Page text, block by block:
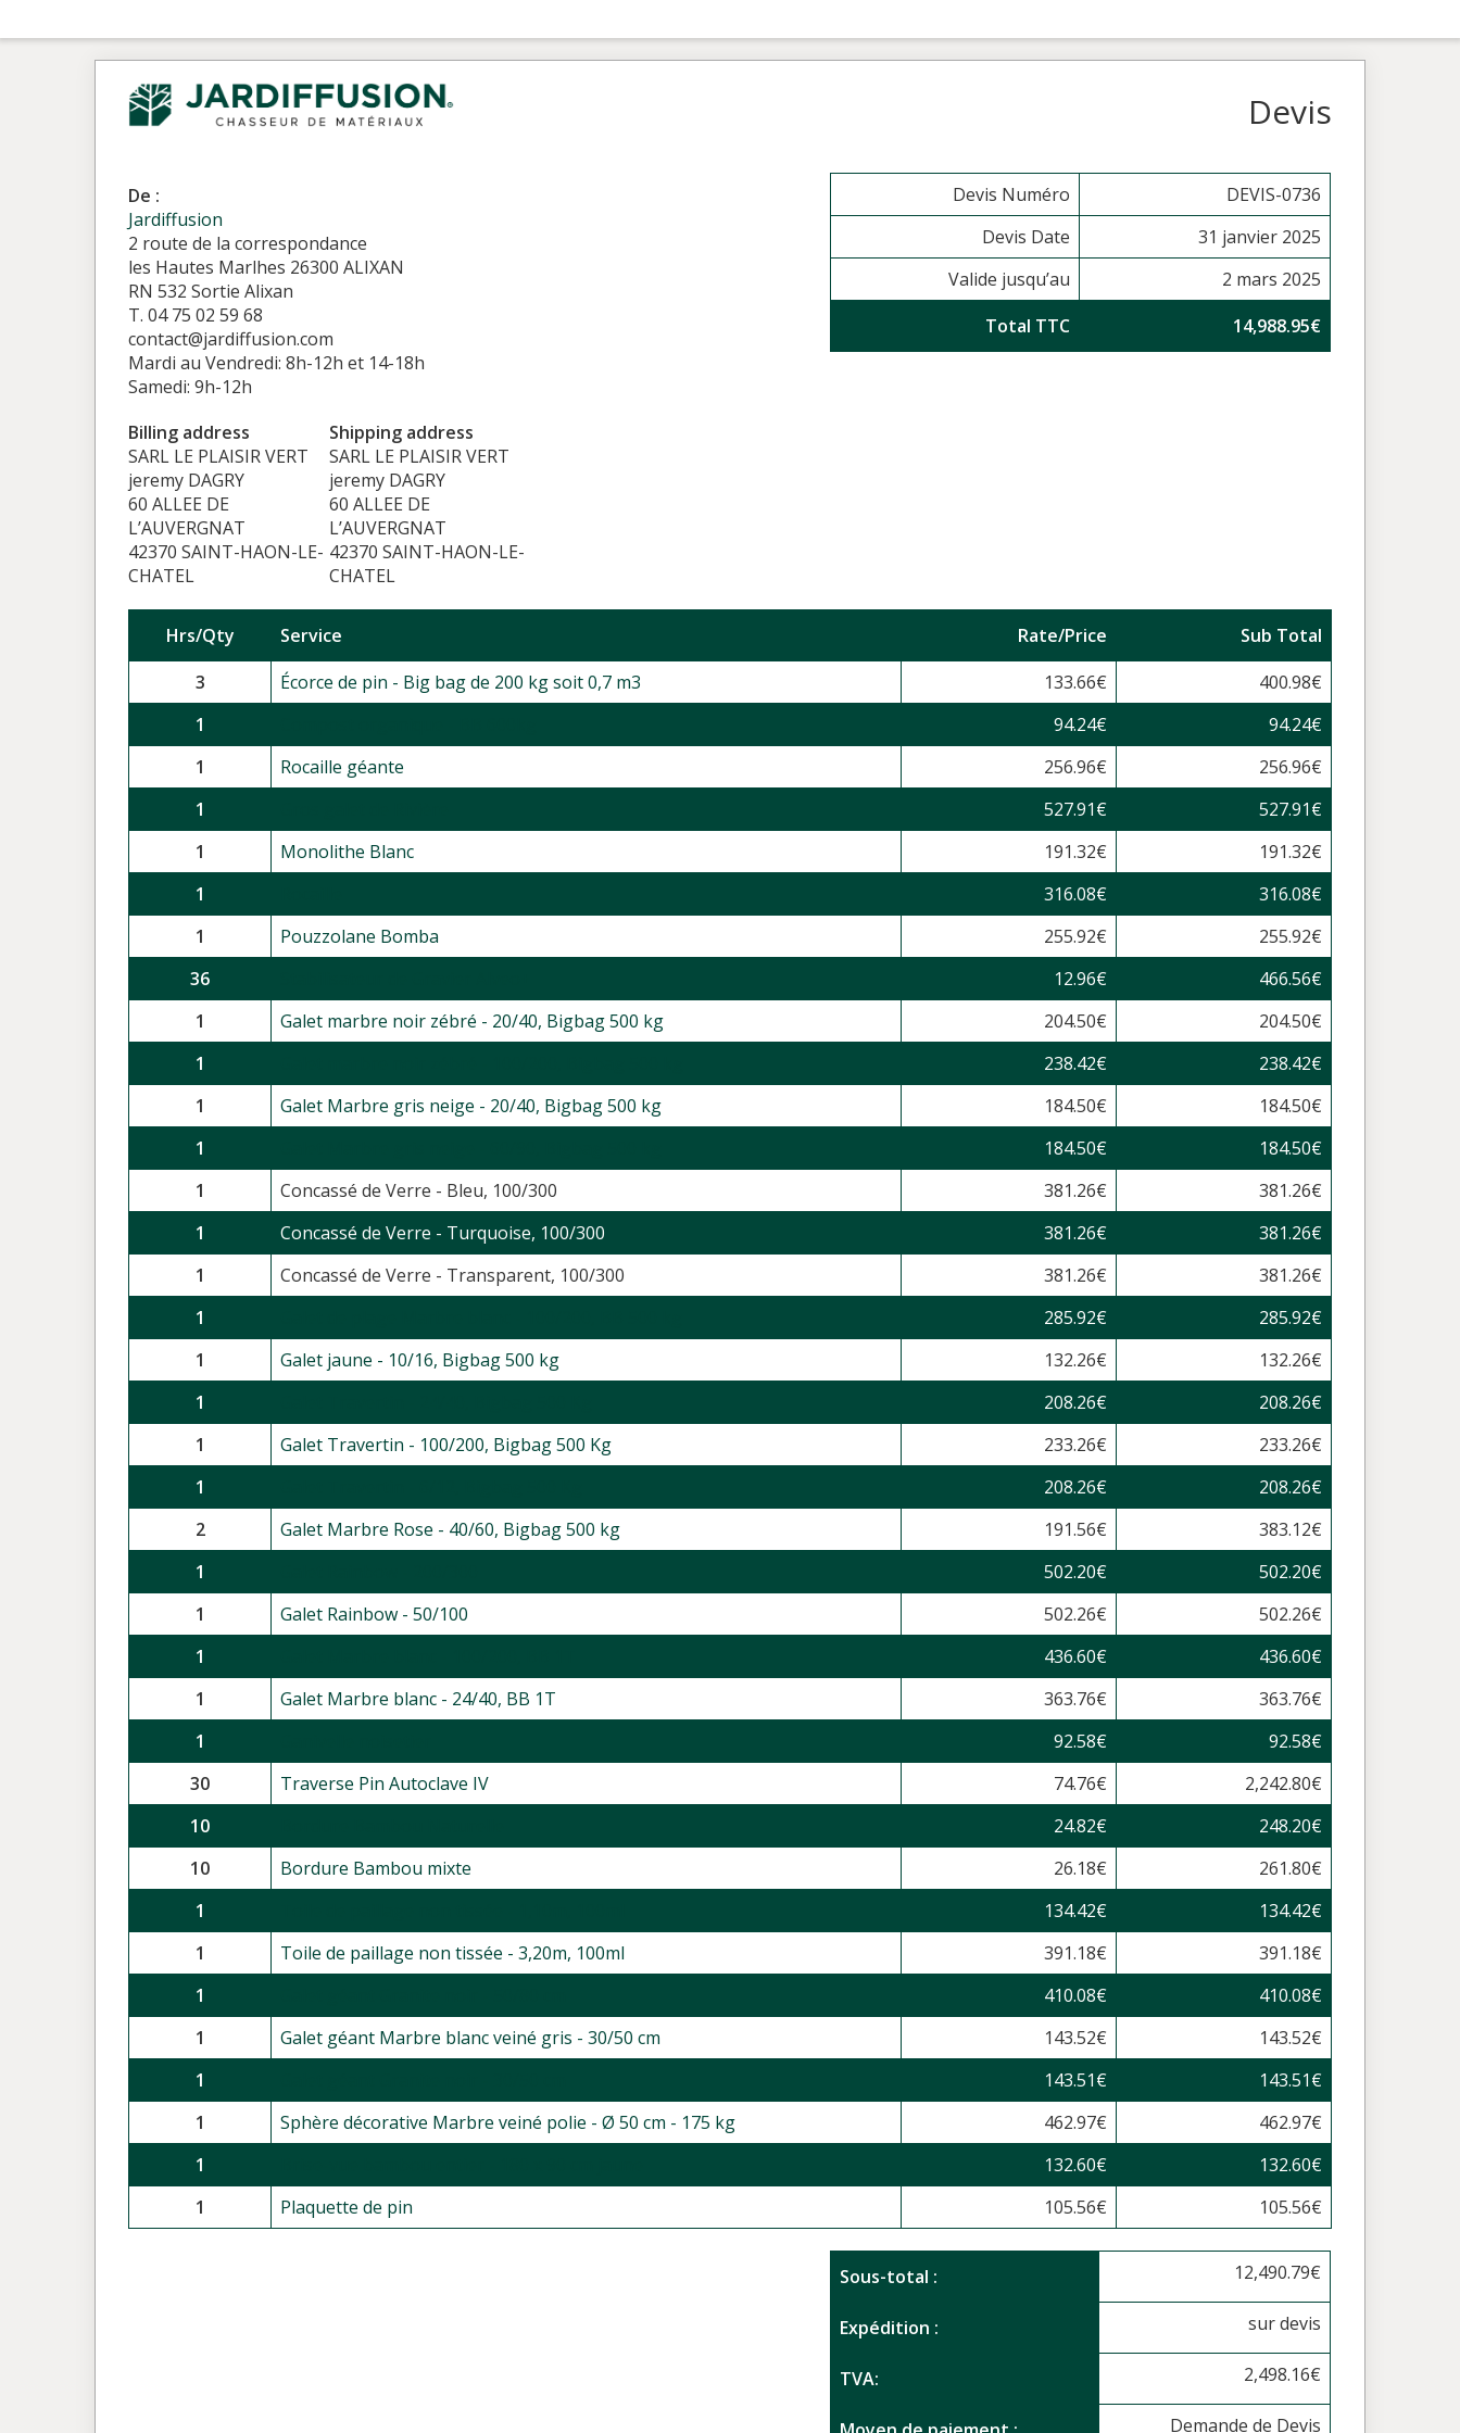
Devis
De :
Jardiffusion
2 route de la correspondance
les Hautes Marlhes 26300 ALIXAN
RN 532 Sortie Alixan
T. 04 75 02 59 68
contact@jardiffusion.com
Mardi au Vendredi: 8h-12h et 14-18h
Samedi: 9h-12h
Devis Numéro
DEVIS-0736
Devis Date
31 janvier 2025
Valide jusqu’au
2 mars 2025
Total TTC
14,988.95€
Billing address
SARL LE PLAISIR VERT
jeremy DAGRY
60 ALLEE DE
L’AUVERGNAT
42370 SAINT-HAON-LE-
CHATEL
Shipping address
SARL LE PLAISIR VERT
jeremy DAGRY
60 ALLEE DE
L’AUVERGNAT
42370 SAINT-HAON-LE-
CHATEL
Hrs/Qty Service Rate/Price
Sub Total
3
Écorce de pin - Big bag de 200 kg soit 0,7 m3 133.66€ 400.98€
1
94.24€ 94.24€
1
Rocaille géante 256.96€ 256.96€
1
527.91€ 527.91€
1
Monolithe Blanc 191.32€ 191.32€
1
316.08€ 316.08€
1
Pouzzolane Bomba 255.92€ 255.92€
36
12.96€ 466.56€
1
Galet marbre noir zébré - 20/40, Bigbag 500 kg 204.50€ 204.50€
1
238.42€ 238.42€
1
Galet Marbre gris neige - 20/40, Bigbag 500 kg 184.50€ 184.50€
1
184.50€ 184.50€
1
Concassé de Verre - Bleu, 100/300 381.26€ 381.26€
1
Concassé de Verre - Turquoise, 100/300 381.26€ 381.26€
1
Concassé de Verre - Transparent, 100/300 381.26€ 381.26€
1
285.92€ 285.92€
1
Galet jaune - 10/16, Bigbag 500 kg 132.26€ 132.26€
1
208.26€ 208.26€
1
Galet Travertin - 100/200, Bigbag 500 Kg 233.26€ 233.26€
1
208.26€ 208.26€
2
Galet Marbre Rose - 40/60, Bigbag 500 kg 191.56€ 383.12€
1
502.20€ 502.20€
1
Galet Rainbow - 50/100 502.26€ 502.26€
1
436.60€ 436.60€
1
Galet Marbre blanc - 24/40, BB 1T 363.76€ 363.76€
1
92.58€ 92.58€
30
Traverse Pin Autoclave IV 74.76€ 2,242.80€
10
24.82€ 248.20€
10
Bordure Bambou mixte 26.18€ 261.80€
1
134.42€ 134.42€
1
Toile de paillage non tissée - 3,20m, 100ml 391.18€ 391.18€
1
410.08€ 410.08€
1
Galet géant Marbre blanc veiné gris - 30/50 cm 143.52€ 143.52€
1
143.51€ 143.51€
1
Sphère décorative Marbre veiné polie - Ø 50 cm - 175 kg 462.97€ 462.97€
1
132.60€ 132.60€
1
Plaquette de pin 105.56€ 105.56€
Sous-total : 12,490.79€
Expédition : sur devis
TVA: 2,498.16€
Demande de Devis